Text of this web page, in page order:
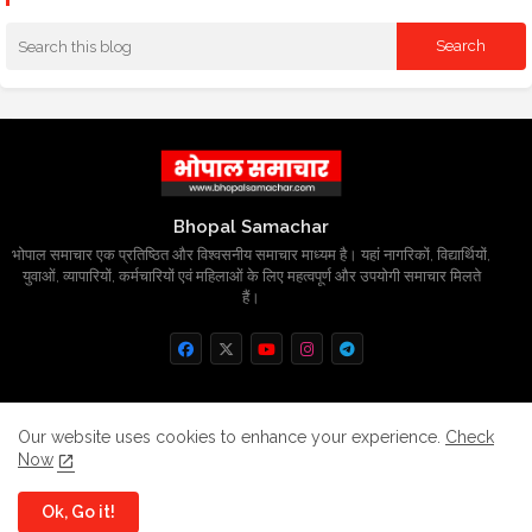
Bhopal Samachar
भोपाल समाचार एक प्रतिष्ठित और विश्वसनीय समाचार माध्यम है। यहां नागरिकों, विद्यार्थियों,
युवाओं, व्यापारियों, कर्मचारियों एवं महिलाओं के लिए महत्वपूर्ण और उपयोगी समाचार मिलते
हैं।
All Right Reserved Copyright
Home About Contact us
Privacy Policy
Our website uses cookies to enhance your experience. Check
Now
Ok, Go it!